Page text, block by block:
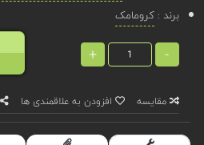
برند :کرومامک
-
+
مقایسه افزودن به علاقمندی ها